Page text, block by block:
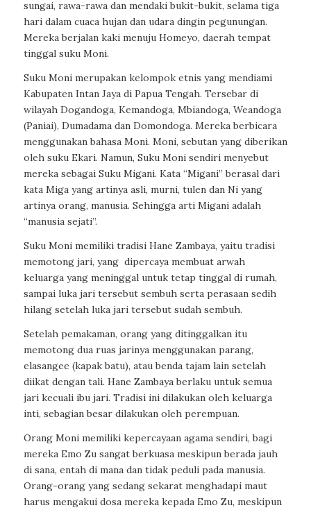
sungai, rawa-rawa dan mendaki bukit-bukit, selama tiga
hari dalam cuaca hujan dan udara dingin pegunungan.
Mereka berjalan kaki menuju Homeyo, daerah tempat
tinggal suku Moni.
Suku Moni merupakan kelompok etnis yang mendiami
Kabupaten Intan Jaya di Papua Tengah. Tersebar di
wilayah Dogandoga, Kemandoga, Mbiandoga, Weandoga
(Paniai), Dumadama dan Domondoga. Mereka berbicara
menggunakan bahasa Moni. Moni, sebutan yang diberikan
oleh suku Ekari. Namun, Suku Moni sendiri menyebut
mereka sebagai Suku Migani. Kata “Migani” berasal dari
kata Miga yang artinya asli, murni, tulen dan Ni yang
artinya orang, manusia. Sehingga arti Migani adalah
“manusia sejati”.
Suku Moni memiliki tradisi Hane Zambaya, yaitu tradisi
memotong jari, yang dipercaya membuat arwah
keluarga yang meninggal untuk tetap tinggal di rumah,
sampai luka jari tersebut sembuh serta perasaan sedih
hilang setelah luka jari tersebut sudah sembuh.
Setelah pemakaman, orang yang ditinggalkan itu
memotong dua ruas jarinya menggunakan parang,
elasangee (kapak batu), atau benda tajam lain setelah
diikat dengan tali. Hane Zambaya berlaku untuk semua
jari kecuali ibu jari. Tradisi ini dilakukan oleh keluarga
inti, sebagian besar dilakukan oleh perempuan.
Orang Moni memiliki kepercayaan agama sendiri, bagi
mereka Emo Zu sangat berkuasa meskipun berada jauh
di sana, entah di mana dan tidak peduli pada manusia.
Orang-orang yang sedang sekarat menghadapi maut
harus mengakui dosa mereka kepada Emo Zu, meskipun